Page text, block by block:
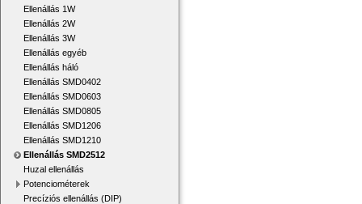
Ellenállás 1W
Ellenállás 2W
Ellenállás 3W
Ellenállás egyéb
Ellenállás háló
Ellenállás SMD0402
Ellenállás SMD0603
Ellenállás SMD0805
Ellenállás SMD1206
Ellenállás SMD1210
Ellenállás SMD2512
Huzal ellenállás
Potenciométerek
Precíziós ellenállás (DIP)